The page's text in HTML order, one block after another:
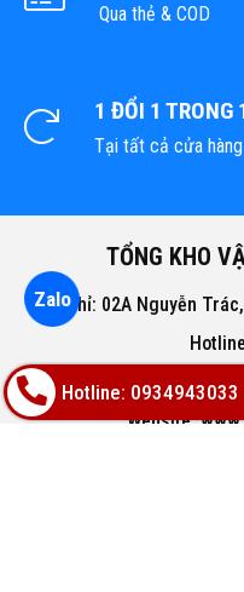
Qua thẻ & COD
1 ĐỔI 1 TRONG
Tại tất cả cửa
TỔNG KHO
Địa chỉ: 02A Nguyễn
Email:
Website:
Hotline: 0934943033
Zalo